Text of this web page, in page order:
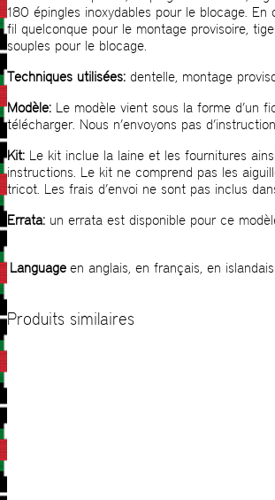
180 épingles inoxydables pour le blocage. En
fil quelconque pour le montage provisoire,
souples pour le blocage.
Techniques utilisées: dentelle, montage
Modèle: Le modèle vient sous la forme d’un
télécharger. Nous n’envoyons pas
Kit: Le kit inclue la laine et les fournitures
instructions. Le kit ne comprend pas les
tricot. Les frais d’envoi ne sont pas inclus
Errata: un errata est disponible pour ce
Language en anglais, en français, en islandais
Produits similaires